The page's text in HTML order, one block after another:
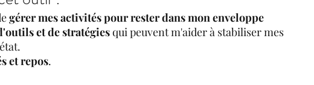
émotion, raison et apprentisssage gérer son trac
gérer mes activités pour rester dans mon enveloppe
et de stratégies qui peuvent m'aider à stabiliser mes
et repos.